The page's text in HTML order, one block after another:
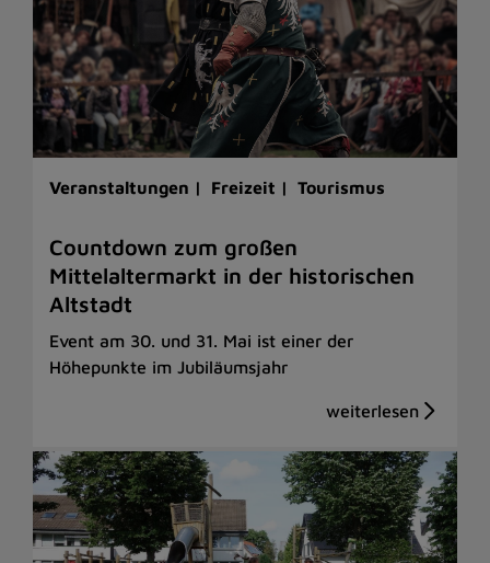
Veranstaltungen | Freizeit | Tourismus
Countdown zum großen
Mittelaltermarkt in der historischen
Altstadt
Event am 30. und 31. Mai ist einer der
Höhepunkte im Jubiläumsjahr